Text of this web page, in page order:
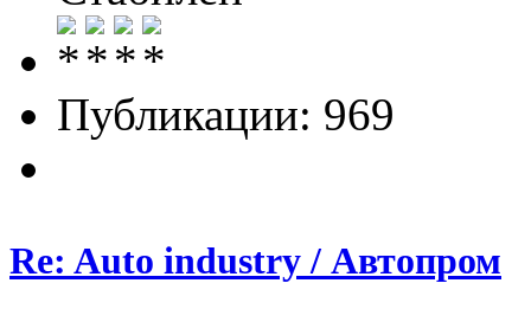
Публикации: 969
Re: Auto industry / Автопром